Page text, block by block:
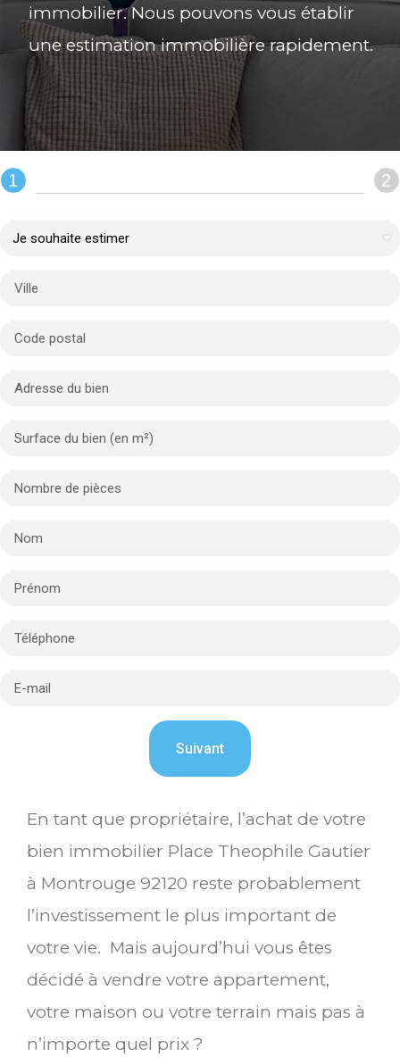
immobilier. Nous pouvons vous établir
une estimation immobilière rapidement.
REMPLIR LE FORMULAIRE :
1 2
En tant que propriétaire, l’achat de votre
bien immobilier Place Theophile Gautier
à Montrouge 92120 reste probablement
l’investissement le plus important de
votre vie. Mais aujourd’hui vous êtes
décidé à vendre votre appartement,
votre maison ou votre terrain mais pas à
n’importe quel prix ?